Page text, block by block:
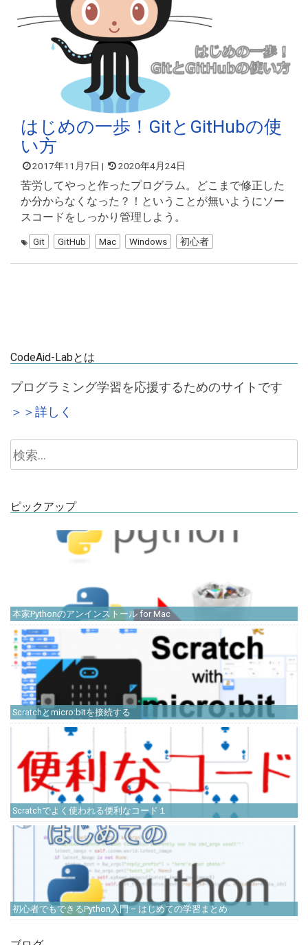
はじめの一歩！GitとGitHubの使
い方
2017年11月7日 | 2020年4月24日
苦労してやっと作ったプログラム。どこまで修正した
か分からなくなった？！ということが無いようにソー
スコードをしっかり管理しよう。
Git GitHub Mac Windows 初心者
CodeAid-Labとは
プログラミング学習を応援するためのサイトです
＞＞詳しく
検
索:
ピックアップ
本家Pythonのアンインストール for Mac
Scratchとmicro:bitを接続する
Scratchでよく使われる便利なコード１
初心者でもできるPython入門 – はじめての学習まとめ